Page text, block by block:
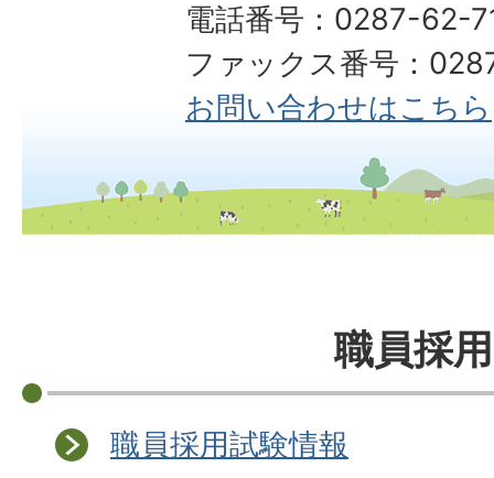
電話番号：0287-62-
ファックス番号：
お問い合わせはこちら
職員採用
職員採用試験情報